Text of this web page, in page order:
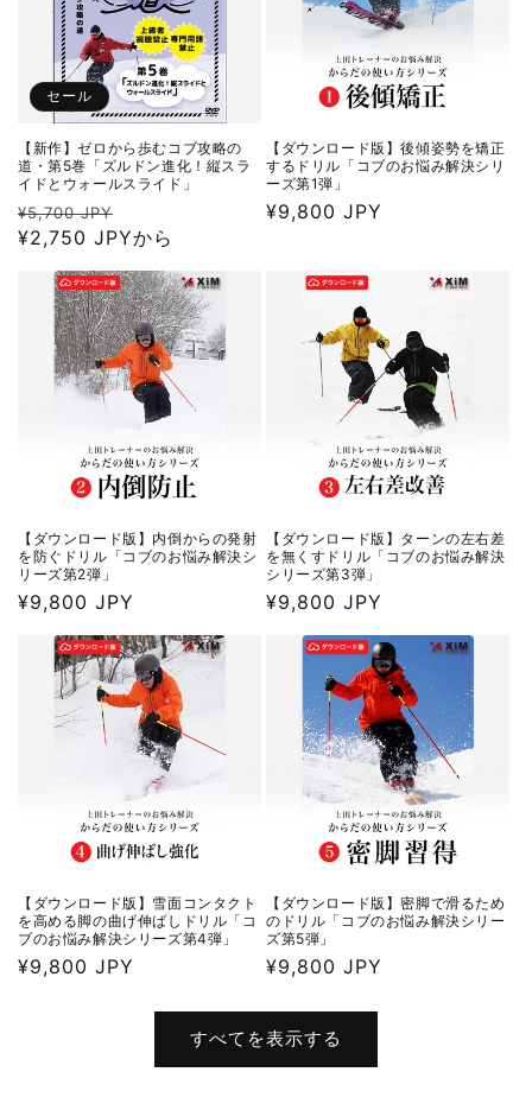
セール
【新作】ゼロから歩むコブ攻略の
道・第5巻「ズルドン進化！縦スラ
イドとウォールスライド」
通
常
¥5,700 JPY
ー
価
格
¥2,750 JPYから
【ダウンロード版】後傾姿勢を矯正
するドリル「コブのお悩み解決シリ
ーズ第1弾」
通
¥9,800 JPY
【ダウンロード版】内倒からの発射
を防ぐドリル「コブのお悩み解決シ
リーズ第2弾」
通
¥9,800 JPY
【ダウンロード版】ターンの左右差
を無くすドリル「コブのお悩み解決
シリーズ第3弾」
通
¥9,800 JPY
【ダウンロード版】雪面コンタクト
を高める脚の曲げ伸ばしドリル「コ
ブのお悩み解決シリーズ第4弾」
通
¥9,800 JPY
【ダウンロード版】密脚で滑るため
のドリル「コブのお悩み解決シリー
ズ第5弾」
通
価
格
¥9,800 JPY
すべてを表示する